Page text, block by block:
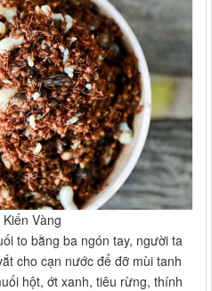
Vàng
to bằng ba ngón tay, người ta
cho cạn nước để đỡ mùi tanh
hột, ớt xanh, tiêu rừng, thính